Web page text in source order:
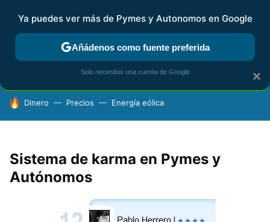
FISCALIDAD Y CONTABILIDAD KIT DIGITAL RENTA
HOY SE HABLA DE
Dinero Precios Energía eólica
Sistema de karma en Pymes y
Autónomos
×
Ya puedes ver más de Pymes y Autonomos en Google
Añádenos como fuente preferida
Solo necesitas una cuenta de Google